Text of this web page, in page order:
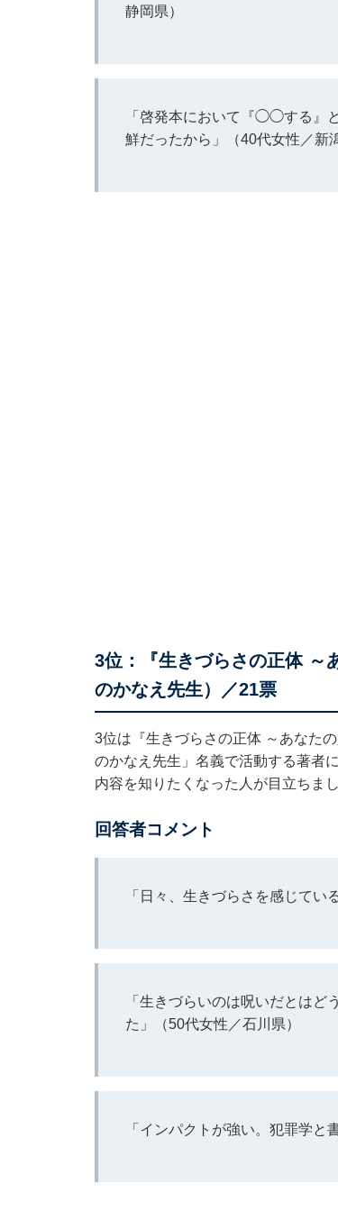
静岡県）
「啓発本において『◯◯する』
鮮だったから」（40代女性／新
3位：『生きづらさの正体 ～
のかなえ先生）／21票
3位は『生きづらさの正体 ～あなた
のかなえ先生」名義で活動する著者
内容を知りたくなった人が目立ちまし
回答者コメント
「日々、生きづらさを感じてい
「生きづらいのは呪いだとは
た」（50代女性／石川県）
「インパクトが強い。犯罪学と